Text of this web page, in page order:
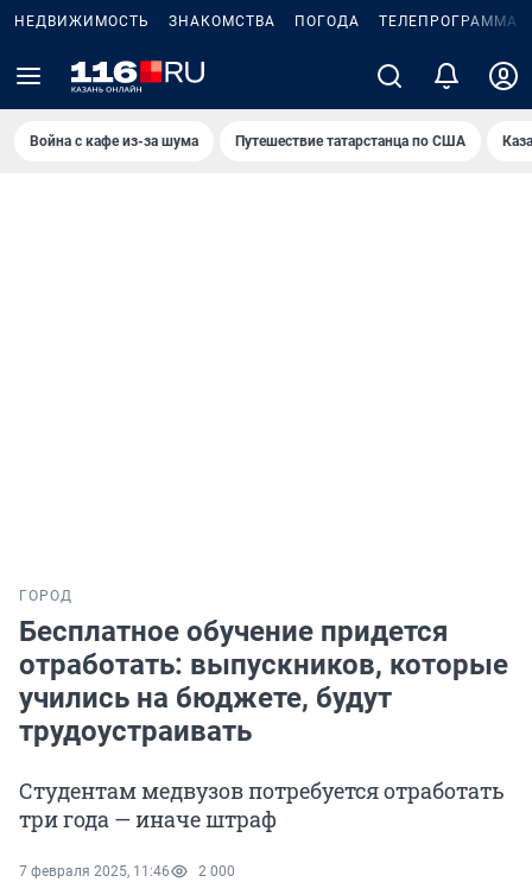
НЕДВИЖИМОСТЬ ЗНАКОМСТВА ПОГОДА ТЕЛЕПРОГРАММА
Война с кафе из-за шума Путешествие татарстанца по США
ГОРОД
Бесплатное обучение придется
отработать: выпускников, которые
учились на бюджете, будут
трудоустраивать
Студентам медвузов потребуется отработать
три года — иначе штраф
7 февраля 2025, 11:46 2 000